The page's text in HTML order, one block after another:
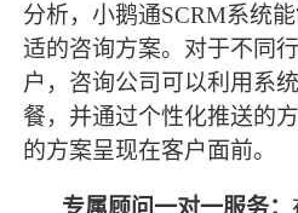
分析，小鹅通SCRM系统
适的咨询方案。对于不同
户，咨询公司可以利用系
餐，并通过个性化推送的
的方案呈现在客户面前。
专属顾问一对一服务：